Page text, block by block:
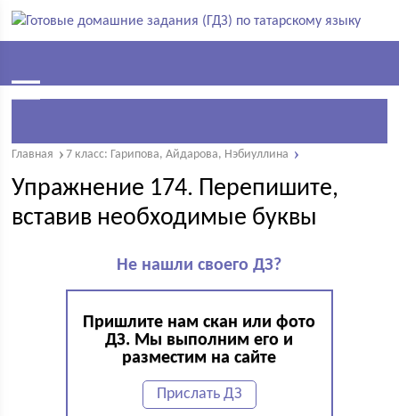
Главная 7 класс: Гарипова, Айдарова, Нэбиуллина
Упражнение 174. Перепишите,
вставив необходимые буквы
Не нашли своего ДЗ?
Пришлите нам скан или фото
ДЗ. Мы выполним его и
разместим на сайте
Прислать ДЗ